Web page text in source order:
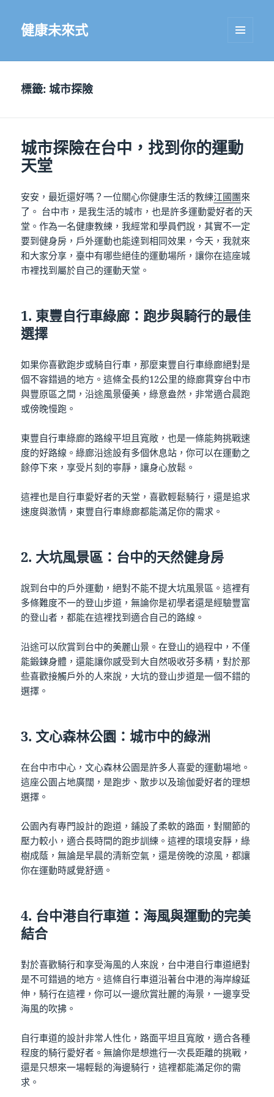
健康未來式
小工具
標籤:城市探險
城市探險在台中，找到你的運動
天堂
安安，最近還好嗎？一位關心你健康生活的教練江國團來
了。 台中市，是我生活的城市，也是許多運動愛好者的天
堂。作為一名健康教練，我經常和學員們說，其實不一定
要到健身房，戶外運動也能達到相同效果，今天，我就來
和大家分享，臺中有哪些絕佳的運動場所，讓你在這座城
市裡找到屬於自己的運動天堂。
1. 東豐自行車綠廊：跑步與騎行的最佳
選擇
如果你喜歡跑步或騎自行車，那麼東豐自行車綠廊絕對是
個不容錯過的地方。這條全長約12公里的綠廊貫穿台中市
與豐原區之間，沿途風景優美，綠意盎然，非常適合晨跑
或傍晚慢跑。
東豐自行車綠廊的路線平坦且寬敞，也是一條能夠挑戰速
度的好路線。綠廊沿途設有多個休息站，你可以在運動之
餘停下來，享受片刻的寧靜，讓身心放鬆。
這裡也是自行車愛好者的天堂，喜歡輕鬆騎行，還是追求
速度與激情，東豐自行車綠廊都能滿足你的需求。
2. 大坑風景區：台中的天然健身房
說到台中的戶外運動，絕對不能不提大坑風景區。這裡有
多條難度不一的登山步道，無論你是初學者還是經驗豐富
的登山者，都能在這裡找到適合自己的路線。
沿途可以欣賞到台中的美麗山景。在登山的過程中，不僅
能鍛鍊身體，還能讓你感受到大自然吸收芬多精，對於那
些喜歡接觸戶外的人來說，大坑的登山步道是一個不錯的
選擇。
3. 文心森林公園：城市中的綠洲
在台中市中心，文心森林公園是許多人喜愛的運動場地。
這座公園占地廣闊，是跑步、散步以及瑜伽愛好者的理想
選擇。
公園內有專門設計的跑道，鋪設了柔軟的路面，對關節的
壓力較小，適合長時間的跑步訓練。這裡的環境安靜，綠
樹成蔭，無論是早晨的清新空氣，還是傍晚的涼風，都讓
你在運動時感覺舒適。
4. 台中港自行車道：海風與運動的完美
結合
對於喜歡騎行和享受海風的人來說，台中港自行車道絕對
是不可錯過的地方。這條自行車道沿著台中港的海岸線延
伸，騎行在這裡，你可以一邊欣賞壯麗的海景，一邊享受
海風的吹拂。
自行車道的設計非常人性化，路面平坦且寬敞，適合各種
程度的騎行愛好者。無論你是想進行一次長距離的挑戰，
還是只想來一場輕鬆的海邊騎行，這裡都能滿足你的需
求。